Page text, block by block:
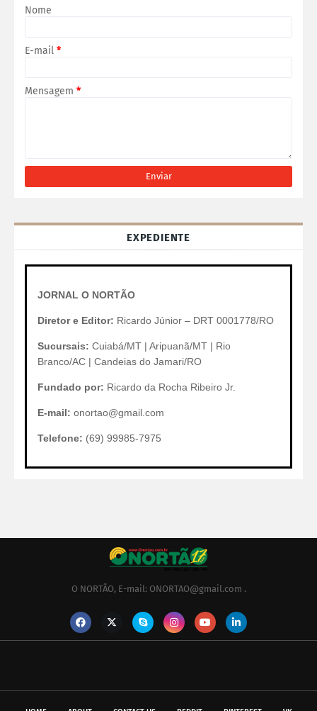
Nome
E-mail *
Mensagem *
EXPEDIENTE
JORNAL O NORTÃO
Diretor e Editor: Ricardo Júnior – DRT 0001778/RO
Sucursais: Cuiabá/MT | Aripuanã/MT | Rio
Branco/AC | Candeias do Jamari/RO
Fundado por: Ricardo da Rocha Ribeiro Jr.
E-mail: onortao@gmail.com
Telefone: (69) 99985-7975
O NORTÃO, E-mail: ONORTAO@gmail.com .